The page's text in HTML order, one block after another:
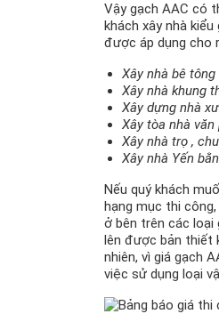
Vậy gạch AAC có
khách xây nhà
được áp dụng cho
Xây nhà bê
Xây nhà khung
Xây dựng nhà
Xây tòa nhà
Xây nhà trọ ,
Xây nhà Yến
Nếu quý khách
hạng mục thi
ở bên trên các loại
lên được bản thiết
nhiên, vì giá gạch
việc sử dụng loại